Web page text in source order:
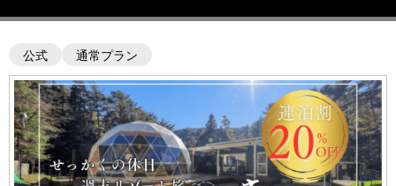
公式 通常プラン